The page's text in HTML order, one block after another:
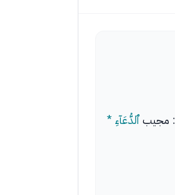
: مجيبٱلدُّعَآءِ *